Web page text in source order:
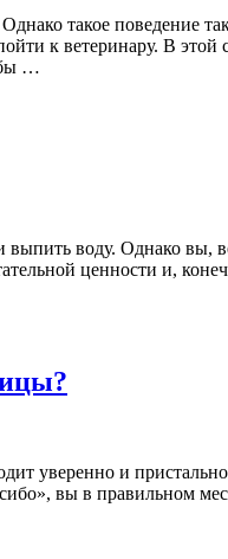
такое
к ветеринару. В
…
воду. Однако
ценности и,
уверенно и
вы в правильном